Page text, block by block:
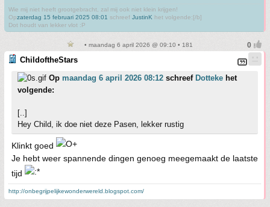
Wie mij niet heeft grootgebracht, zal mij ook niet klein krijgen!
Opzaterdag 15 februari 2025 08:01 schreef JustinK het volgende:[/b]
Dot houdt van lekker vlot :P
• maandag 6 april 2026 @ 09:10 • 181
ChildoftheStars
Op maandag 6 april 2026 08:12 schreef Dotteke het
volgende:
[..]
Hey Child, ik doe niet deze Pasen, lekker rustig
Klinkt goed
Je hebt weer spannende dingen genoeg meegemaakt de laatste
tijd
http://onbegrijpelijkewonderwereld.blogspot.com/